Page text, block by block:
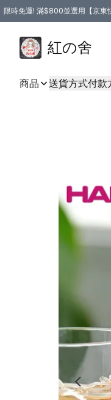
限時免運! 滿$800並選用【京東
紅の舍
商品 送貨方式付款